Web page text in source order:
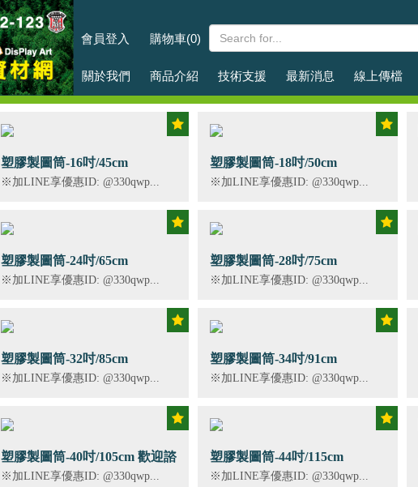
會員登入 購物車(0)
關於我們 商品介紹 技術支援 最新消息 線上傳檔
塑膠製圖筒-16吋/45cm
※加LINE享優惠ID: @330qwp...
塑膠製圖筒-18吋/50cm
※加LINE享優惠ID: @330qwp...
塑膠製圖筒-24吋/65cm
※加LINE享優惠ID: @330qwp...
塑膠製圖筒-28吋/75cm
※加LINE享優惠ID: @330qwp...
塑膠製圖筒-32吋/85cm
※加LINE享優惠ID: @330qwp...
塑膠製圖筒-34吋/91cm
※加LINE享優惠ID: @330qwp...
塑膠製圖筒-40吋/105cm 歡迎諮
詢~~
※加LINE享優惠ID: @330qwp...
塑膠製圖筒-44吋/115cm
※加LINE享優惠ID: @330qwp...